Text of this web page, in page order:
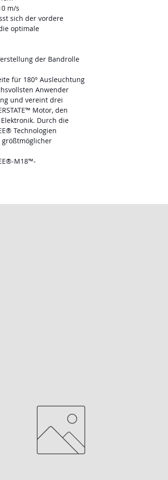
m/s
sich der vordere
optimale
der Bandrolle
für 180° Ausleuchtung
Anwender
und vereint drei
Motor, den
Elektronik. Durch die
Technologien
M18™-